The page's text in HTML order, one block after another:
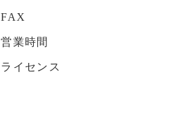
FAX
営業時間
ライセンス